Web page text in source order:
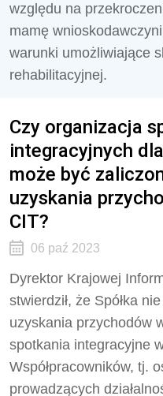
względu na
mamę
warunki umożliwiające
rehabilitacyjnej.
Czy organizacja
integracyjnych
może być
uzyskania
CIT?
06 paź 2023
Dyrektor Krajowej
stwierdził, że Spółka
uzyskania przychodów
spotkania integracyjne
Współpracowników, tj.
prowadzących